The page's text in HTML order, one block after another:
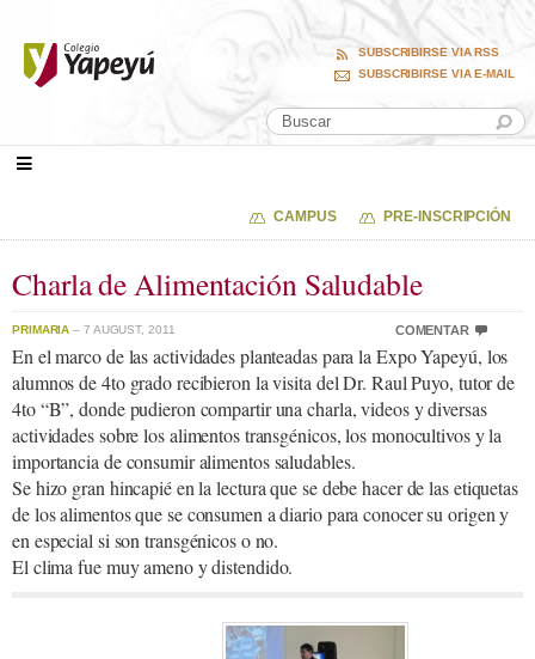
SUBSCRIBIRSE VIA RSS
SUBSCRIBIRSE VIA E-MAIL
CAMPUS PRE-INSCRIPCIÓN
Charla de Alimentación Saludable
PRIMARIA – 7 AUGUST, 2011 COMENTAR
En el marco de las actividades planteadas para la Expo Yapeyú, los
alumnos de 4to grado recibieron la visita del Dr. Raul Puyo, tutor de
4to “B”, donde pudieron compartir una charla, videos y diversas
actividades sobre los alimentos transgénicos, los monocultivos y la
importancia de consumir alimentos saludables.
Se hizo gran hincapié en la lectura que se debe hacer de las etiquetas
de los alimentos que se consumen a diario para conocer su origen y
en especial si son transgénicos o no.
El clima fue muy ameno y distendido.